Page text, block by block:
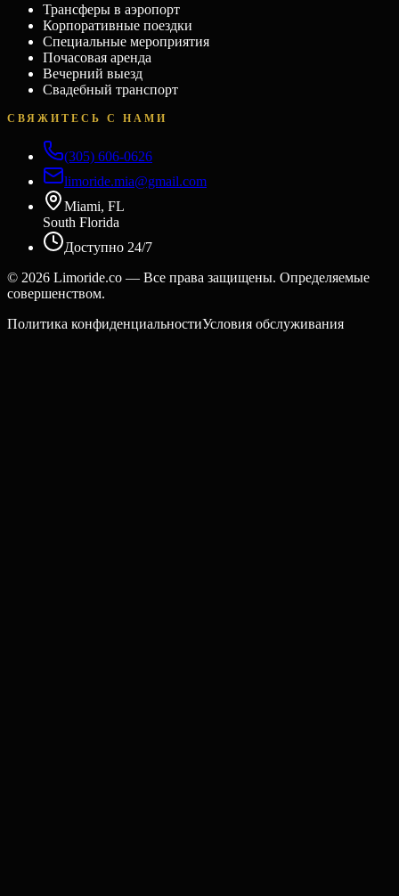
Трансферы в аэропорт
Корпоративные поездки
Специальные мероприятия
Почасовая аренда
Вечерний выезд
Свадебный транспорт
СВЯЖИТЕСЬ С НАМИ
(305) 606-0626
limoride.mia@gmail.com
Miami, FL
South Florida
Доступно 24/7
© 2026 Limoride.co — Все права защищены. Определяемые
совершенством.
Политика конфиденциальностиУсловия обслуживания